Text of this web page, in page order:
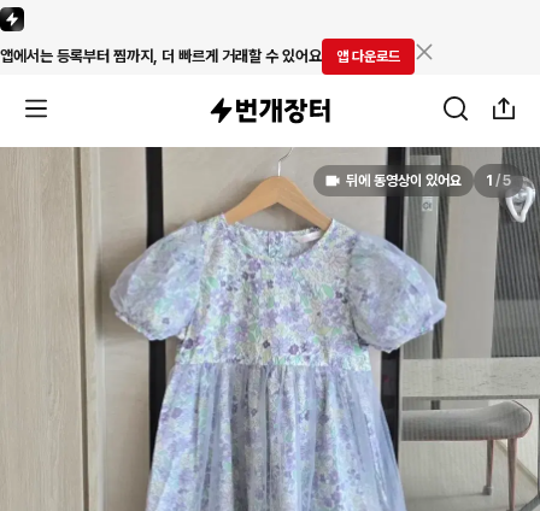
앱에서는 등록부터 찜까지, 더 빠르게 거래할 수 있어요 앱 다운로드
뒤에 동영상이 있어요 1 /5